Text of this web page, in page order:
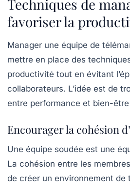
Techniques de
favoriser la
Manager une équipe de
mettre en place des
productivité tout en évitant
collaborateurs. L’idée est de
entre performance et bien-
Encourager la cohésion
Une équipe soudée est une
La cohésion entre les
de créer un environnement de